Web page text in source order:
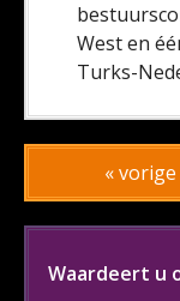
West en
Turks-
« vorige
Waardeert u